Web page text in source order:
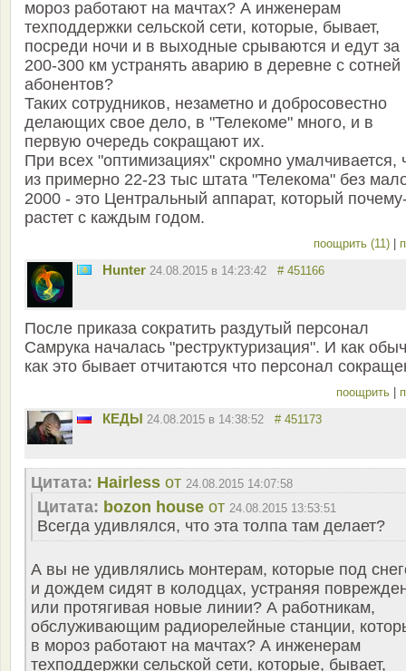
мороз работают на мачтах? А инженерам
техподдержки сельской сети, которые, бывает,
посреди ночи и в выходные срываются и едут за
200-300 км устранять аварию в деревне с сотней
абонентов?
Таких сотрудников, незаметно и добросовестно
делающих свое дело, в "Телекоме" много, и в
первую очередь сокращают их.
При всех "оптимизациях" скромно умалчивается,
из примерно 22-23 тыс штата "Телекома" без
2000 - это Центральный аппарат, который
растет с каждым годом.
поощрить (11)
Hunter 24.08.2015 в 14:23:42 # 451166
После приказа сократить раздутый персонал
Самрука началась "реструктуризация". И как
как это бывает отчитаются что персонал
поощрить
КЕДЫ 24.08.2015 в 14:38:52 # 451173
Цитата: Hairless от 24.08.2015 14:07:58
Цитата: bozon house от 24.08.2015 13:53:51
Всегда удивлялся, что эта толпа там делает?
А вы не удивлялись монтерам, которые под
и дождем сидят в колодцах, устраняя
или протягивая новые линии? А работникам,
обслуживающим радиорелейные станции,
в мороз работают на мачтах? А инженерам
техподдержки сельской сети, которые, бывает,